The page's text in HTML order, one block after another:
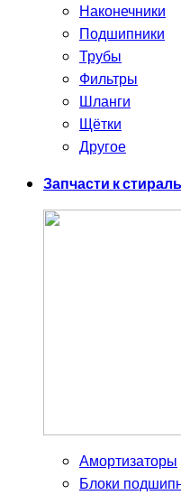
Наконечники
Подшипники
Трубы
Фильтры
Шланги
Щётки
Другое
Запчасти к
Амортизаторы
Блоки